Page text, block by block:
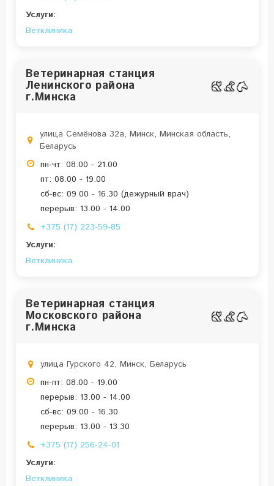
Услуги:
Ветклиника
Ветеринарная станция
Ленинского района
г.Минска
улица Семёнова 32а, Минск, Минская область,
Беларусь
пн-чт: 08.00 - 21.00
пт: 08.00 - 19.00
сб-вс: 09.00 - 16.30 (дежурный врач)
перерыв: 13.00 - 14.00
+375 (17) 223-59-85
Услуги:
Ветклиника
Ветеринарная станция
Московского района
г.Минска
улица Гурского 42, Минск, Беларусь
пн-пт: 08.00 - 19.00
перерыв: 13.00 - 14.00
сб-вс: 09.00 - 16.30
перерыв: 13.00 - 13.30
+375 (17) 256-24-01
Услуги:
Ветклиника